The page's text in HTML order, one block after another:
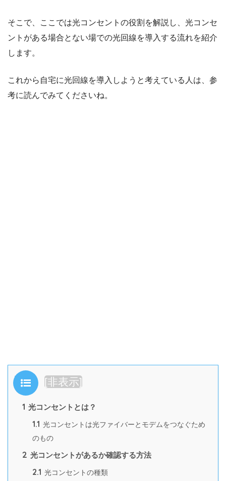
そこで、ここでは光コンセントの役割を解説し、光コンセ
ントがある場合とない場での光回線を導入する流れを紹介
します。
これから自宅に光回線を導入しようと考えている人は、参
考に読んでみてくださいね。
目次 [非表示]
1 光コンセントとは？
1.1 光コンセントは光ファイバーとモデムをつなぐため
のもの
2 光コンセントがあるか確認する方法
2.1 光コンセントの種類